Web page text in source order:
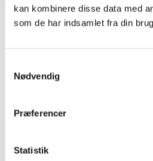
kan kombinere disse data med
som de har indsamlet fra din
Nødvendig
Præferencer
Statistik